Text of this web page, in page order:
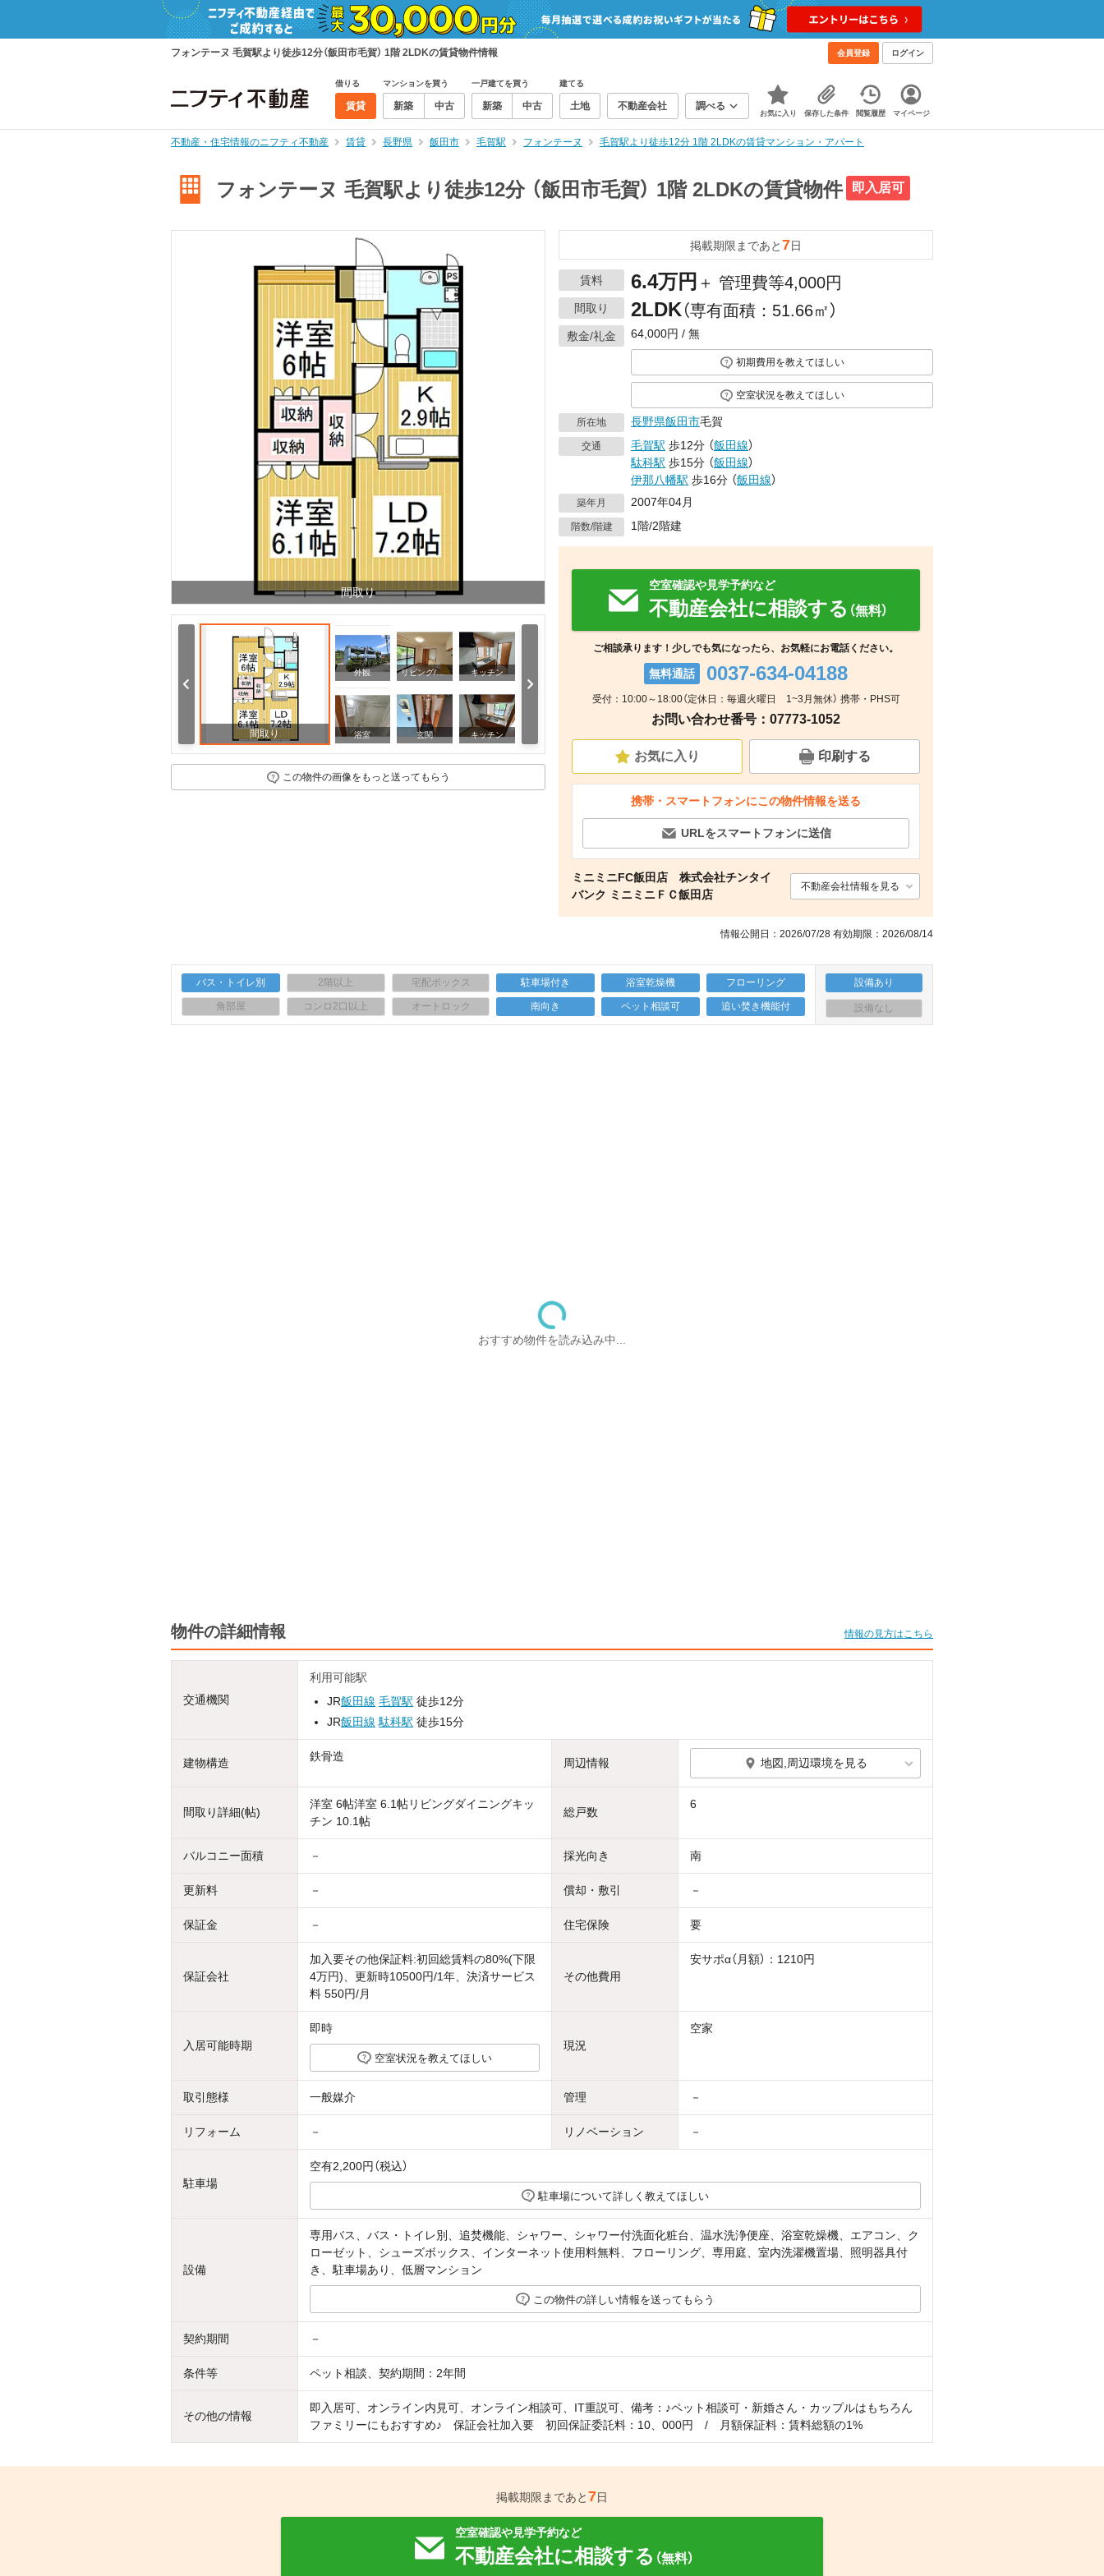
フォンテーヌ 毛賀駅より徒歩12分（飯田市毛賀） 1階 2LDKの賃貸物件情報 会員登録 ログイン
借りる
賃貸
マンションを買う
新築 中古
一戸建てを買う
新築 中古
建てる
土地 不動産会社 調べる
お気に入り 保存した条件 閲覧履歴 マイページ
不動産・住宅情報のニフティ不動産 賃貸 長野県 飯田市 毛賀駅 フォンテーヌ 毛賀駅より徒歩12分 1階 2LDKの賃貸マンション・アパート
フォンテーヌ 毛賀駅より徒歩12分 （飯田市毛賀） 1階 2LDKの賃貸物件 即入居可
間取り
間取り
外観 リビング/ダイニング キッチン
浴室 玄関 キッチン
リビング/ダイニング 玄関
この物件の画像をもっと送ってもらう
掲載期限まであと7日
賃料 6.4万円 ＋ 管理費等4,000円
間取り 2LDK（専有面積：51.66㎡）
敷金/礼金 64,000円 / 無
初期費用を教えてほしい
空室状況を教えてほしい
所在地 長野県飯田市毛賀
交通 毛賀駅 歩12分 （飯田線）
駄科駅 歩15分 （飯田線）
伊那八幡駅 歩16分 （飯田線）
築年月 2007年04月
階数/階建 1階/2階建
空室確認や見学予約など
不動産会社に相談する （無料）
ご相談承ります！少しでも気になったら、お気軽にお電話ください。
無料通話 0037-634-04188
受付：10:00～18:00（定休日：毎週火曜日 1~3月無休） 携帯・PHS可
お問い合わせ番号：07773-1052
お気に入り 印刷する
携帯・スマートフォンにこの物件情報を送る
URLをスマートフォンに送信
ミニミニFC飯田店 株式会社チンタイ
バンク ミニミニＦＣ飯田店
不動産会社情報を見る
情報公開日：2026/07/28 有効期限：2026/08/14
バス・トイレ別 2階以上 宅配ボックス 駐車場付き 浴室乾燥機 フローリング
角部屋 コンロ2口以上 オートロック 南向き ペット相談可 追い焚き機能付
設備あり
設備なし
おすすめ物件を読み込み中...
物件の詳細情報 情報の見方はこちら
交通機関
利用可能駅
JR飯田線 毛賀駅 徒歩12分
JR飯田線 駄科駅 徒歩15分
建物構造 鉄骨造 周辺情報 地図,周辺環境を見る
間取り詳細(帖)
洋室 6帖洋室 6.1帖リビングダイニングキッ
チン 10.1帖
総戸数
6
バルコニー面積 － 採光向き 南
更新料 － 償却・敷引 －
保証金 － 住宅保険 要
保証会社
加入要その他保証料:初回総賃料の80%(下限
4万円)、更新時10500円/1年、決済サービス
料 550円/月
その他費用
安サポα（月額）：1210円
入居可能時期
即時
空室状況を教えてほしい
現況
空家
取引態様 一般媒介 管理 －
リフォーム － リノベーション －
駐車場
空有2,200円（税込）
駐車場について詳しく教えてほしい
設備
専用バス、バス・トイレ別、追焚機能、シャワー、シャワー付洗面化粧台、温水洗浄便座、浴室乾燥機、エアコン、ク
ローゼット、シューズボックス、インターネット使用料無料、フローリング、専用庭、室内洗濯機置場、照明器具付
き、駐車場あり、低層マンション
この物件の詳しい情報を送ってもらう
契約期間 －
条件等 ペット相談、契約期間：2年間
その他の情報
即入居可、オンライン内見可、オンライン相談可、IT重説可、備考：♪ペット相談可・新婚さん・カップルはもちろん
ファミリーにもおすすめ♪ 保証会社加入要 初回保証委託料：10、000円 / 月額保証料：賃料総額の1%
掲載期限まであと7日
空室確認や見学予約など
不動産会社に相談する （無料）